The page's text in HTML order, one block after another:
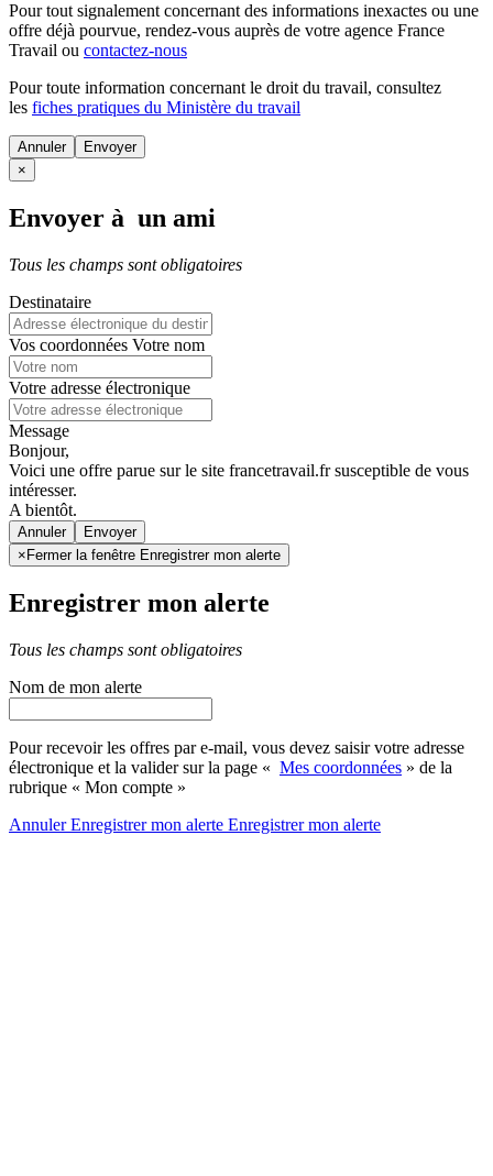
Pour tout signalement concernant des informations inexactes ou une
offre déjà pourvue, rendez-vous auprès de votre agence France
Travail ou contactez-nous
Pour toute information concernant le droit du travail, consultez
les fiches pratiques du Ministère du travail
Annuler
×
Envoyer à un ami
Tous les champs sont obligatoires
Destinataire
Vos coordonnées Votre nom
Votre adresse électronique
Message
Bonjour,
Voici une offre parue sur le site francetravail.fr susceptible de vous
intéresser.
A bientôt.
Annuler
× Fermer la fenêtre Enregistrer mon alerte
Enregistrer mon alerte
Tous les champs sont obligatoires
Nom de mon alerte
Pour recevoir les offres par e-mail, vous devez saisir votre adresse
électronique et la valider sur la page « Mes coordonnées » de la
rubrique « Mon compte »
AnnulerEnregistrer mon alerte Enregistrermon alerte